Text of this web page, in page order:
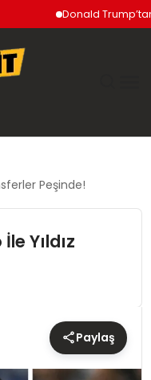
Donald Trump’tan
Peşinde!
Yıldız
Paylaş